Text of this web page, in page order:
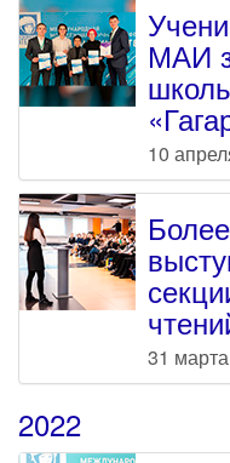
МАИ
10
31
2022